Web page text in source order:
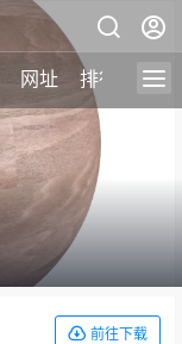
网址 排行榜
前往下载